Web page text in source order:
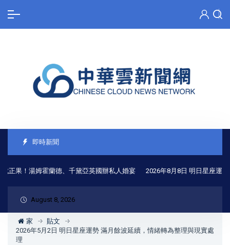
即時新聞
！湯姆霍蘭德、千黛亞英國辦私人婚宴 2026年8月8日 明日星座運勢 把
August 8, 2026
家
貼文
2026年5月2日 明日星座運勢 滿月餘波延續，情緒轉為整理與現實處
理